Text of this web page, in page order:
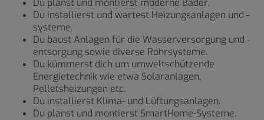
Du planst und montierst moderne Bäder.
Du installierst und wartest Heizungsanlagen und -
systeme.
Du baust Anlagen für die Wasserversorgung und -
entsorgung sowie diverse Rohrsysteme.
Du kümmerst dich um umweltschützende
Energietechnikwie etwa Solaranlagen,
Pelletsheizungen etc.
Du installierst Klima- und Lüftungsanlagen.
Du planst und montierst SmartHome-Systeme.